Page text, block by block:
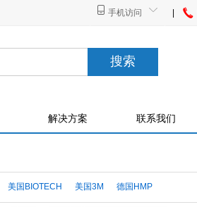
手机访问
搜索
解决方案 联系我们
美国BIOTECH 美国3M 德国HMP